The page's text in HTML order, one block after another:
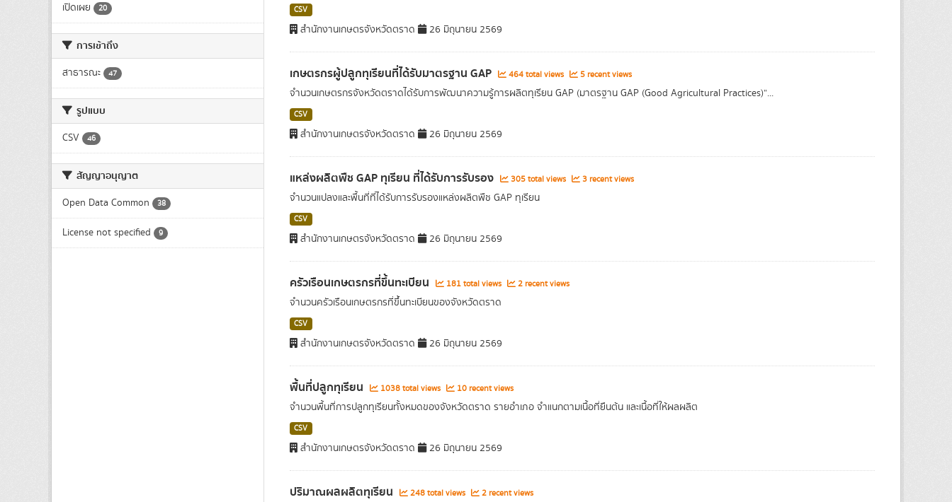
เปิดเผย 20
การเข้าถึง
สาธารณะ 47
รูปแบบ
CSV 46
สัญญาอนุญาต
Open Data Common 38
License not specified 9
CSV
สำนักงานเกษตรจังหวัดตราด 26 มิถุนายน 2569
เกษตรกรผู้ปลูกทุเรียนที่ได้รับมาตรฐาน GAP 464 total views 5 recent views
จำนวนเกษตรกรจังหวัดตราดได้รับการพัฒนาความรู้การผลิตทุเรียน GAP (มาตรฐาน GAP (Good Agricultural Practices)”...
CSV
สำนักงานเกษตรจังหวัดตราด 26 มิถุนายน 2569
แหล่งผลิตพืช GAP ทุเรียน ที่ได้รับการรับรอง 305 total views 3 recent views
จำนวนแปลงและพื้นที่ที่ได้รับการรับรองแหล่งผลิตพืช GAP ทุเรียน
CSV
สำนักงานเกษตรจังหวัดตราด 26 มิถุนายน 2569
ครัวเรือนเกษตรกรที่ขึ้นทะเบียน 181 total views 2 recent views
จำนวนครัวเรือนเกษตรกรที่ขึ้นทะเบียนของจังหวัดตราด
CSV
สำนักงานเกษตรจังหวัดตราด 26 มิถุนายน 2569
พื้นที่ปลูกทุเรียน 1038 total views 10 recent views
จำนวนพื้นที่การปลูกทุเรียนทั้งหมดของจังหวัดตราด รายอำเภอ จำแนกตามเนื้อที่ยืนต้น และเนื้อที่ให้ผลผลิต
CSV
สำนักงานเกษตรจังหวัดตราด 26 มิถุนายน 2569
ปริมาณผลผลิตทุเรียน 248 total views 2 recent views